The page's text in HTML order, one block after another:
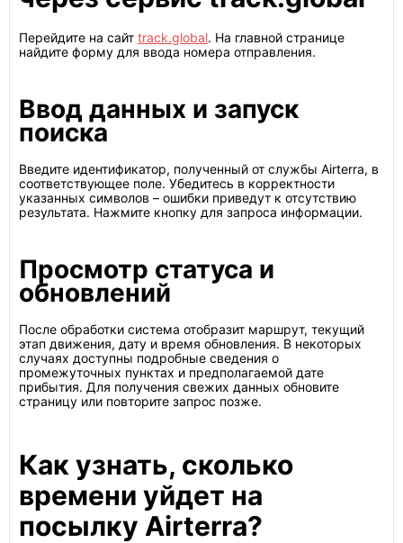
Перейдите на сайт track.global. На главной странице
найдите форму для ввода номера отправления.
Ввод данных и запуск
поиска
Введите идентификатор, полученный от службы Airterra, в
соответствующее поле. Убедитесь в корректности
указанных символов – ошибки приведут к отсутствию
результата. Нажмите кнопку для запроса информации.
Просмотр статуса и
обновлений
После обработки система отобразит маршрут, текущий
этап движения, дату и время обновления. В некоторых
случаях доступны подробные сведения о
промежуточных пунктах и предполагаемой дате
прибытия. Для получения свежих данных обновите
страницу или повторите запрос позже.
Как узнать, сколько
времени уйдет на
посылку Airterra?